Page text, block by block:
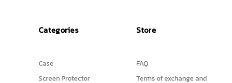
Categories
Case
Screen Protector
Store
FAQ
Terms of exchange and